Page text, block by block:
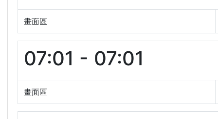
畫面區
07:01 - 07:01
畫面區